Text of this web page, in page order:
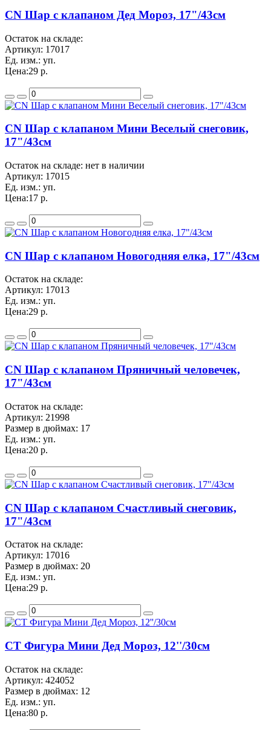
CN Шар с клапаном Дед Мороз, 17"/43см
Остаток на складе:
Артикул: 17017
Ед. изм.: уп.
Цена:29 р.
CN Шар с клапаном Мини Веселый снеговик,
17"/43см
Остаток на складе: нет в наличии
Артикул: 17015
Ед. изм.: уп.
Цена:17 р.
CN Шар с клапаном Новогодняя елка, 17"/43см
Остаток на складе:
Артикул: 17013
Ед. изм.: уп.
Цена:29 р.
CN Шар с клапаном Пряничный человечек,
17"/43см
Остаток на складе:
Артикул: 21998
Размер в дюймах: 17
Ед. изм.: уп.
Цена:20 р.
CN Шар с клапаном Счастливый снеговик,
17"/43см
Остаток на складе:
Артикул: 17016
Размер в дюймах: 20
Ед. изм.: уп.
Цена:29 р.
CT Фигура Мини Дед Мороз, 12''/30см
Остаток на складе:
Артикул: 424052
Размер в дюймах: 12
Ед. изм.: уп.
Цена:80 р.